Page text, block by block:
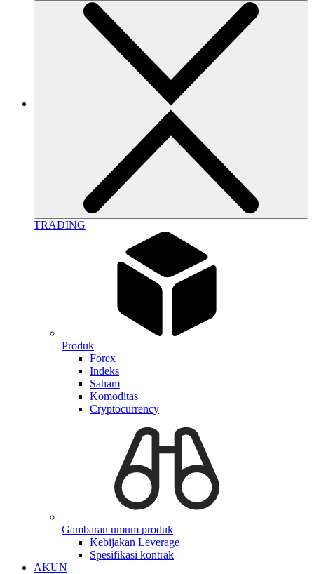
TRADING
Produk
Forex
Indeks
Saham
Komoditas
Cryptocurrency
Gambaran umum produk
Kebijakan Leverage
Spesifikasi kontrak
AKUN